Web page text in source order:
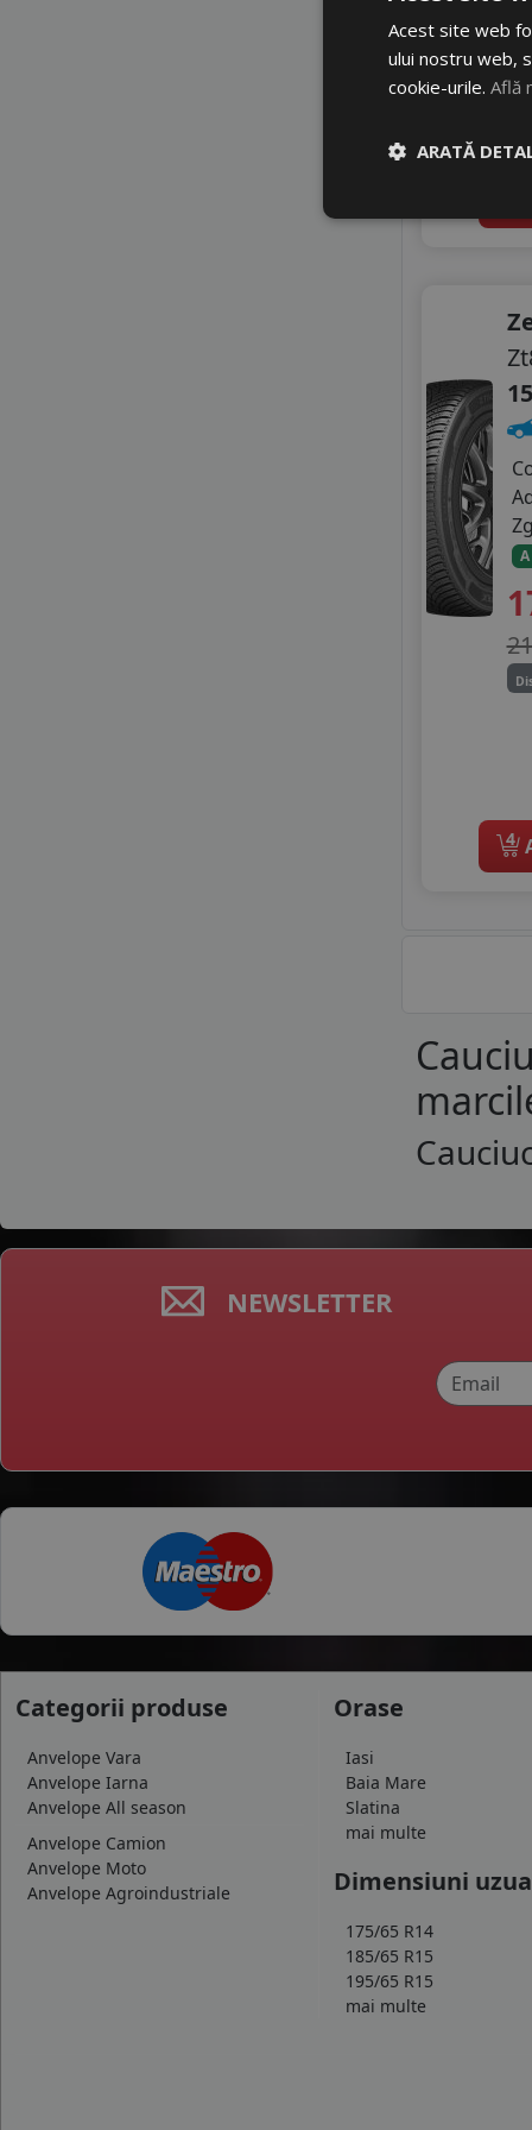
A
4
NEWSLETTER
Categorii produse
Anvelope Vara
Anvelope Iarna
Anvelope All season
Anvelope Camion
Anvelope Moto
Anvelope Agroindustriale
Orase
Iasi
Baia Mare
Slatina
mai multe
Dimensiuni
175/65 R14
185/65 R15
195/65 R15
mai multe
Acest site web
ului nostru web,
cookie-urile. Află
ARATĂ